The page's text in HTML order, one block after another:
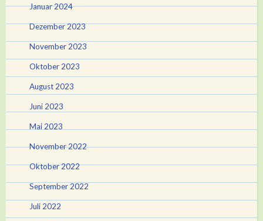
Januar 2024
Dezember 2023
November 2023
Oktober 2023
August 2023
Juni 2023
Mai 2023
November 2022
Oktober 2022
September 2022
Juli 2022